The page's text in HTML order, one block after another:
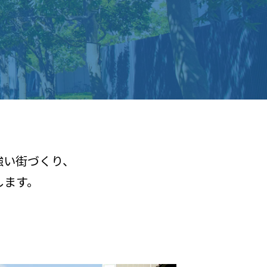
街づくり、
す。